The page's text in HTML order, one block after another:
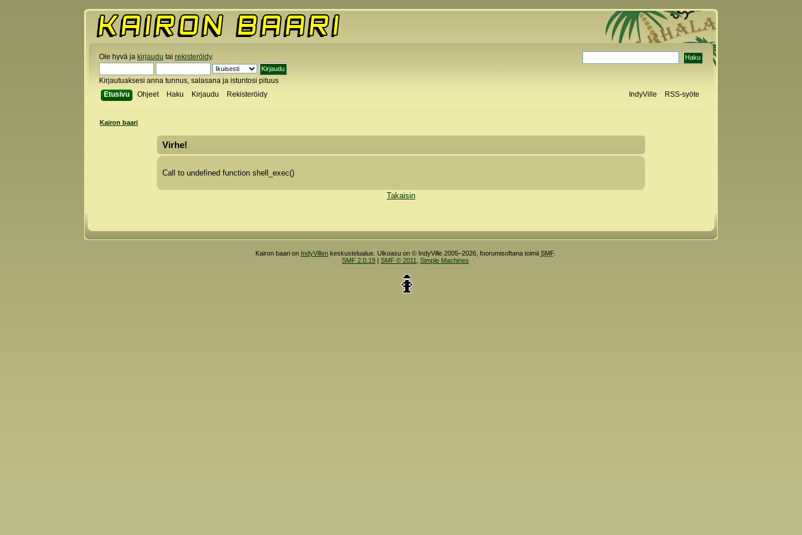
Ole hyvä ja kirjaudu tai rekisteröidy.
Kirjautuaksesi anna tunnus, salasana ja istuntosi pituus
Etusivu
Ohjeet Haku Kirjaudu Rekisteröidy IndyVille RSS-syöte
Kairon baari
Virhe!
Call to undefined function shell_exec()
Takaisin
Kairon baari on IndyVillenkeskustelualue. Ulkoasu on © IndyVille 2005–2026, foorumisoftana toimii SMF.
SMF 2.0.19| SMF © 2011 Simple Machines